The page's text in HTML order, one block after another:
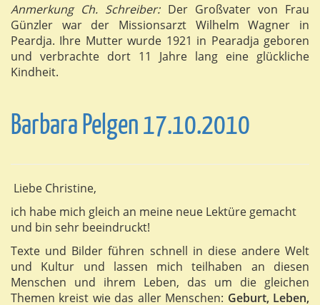
Anmerkung Ch. Schreiber:Der Großvater von Frau
Günzler war der Missionsarzt Wilhelm Wagner in
Peardja. Ihre Mutter wurde 1921 in Pearadja geboren
und verbrachte dort 11 Jahre lang eine glückliche
Kindheit.
Barbara Pelgen 17.10.2010
Liebe Christine,
ich habe mich gleich an meine neue Lektüre gemacht
und bin sehr beeindruckt!
Texte und Bilder führen schnell in diese andere Welt
und Kultur und lassen mich teilhaben an diesen
Menschen und ihrem Leben, das um die gleichen
Themen kreist wie das aller Menschen: Geburt, Leben,